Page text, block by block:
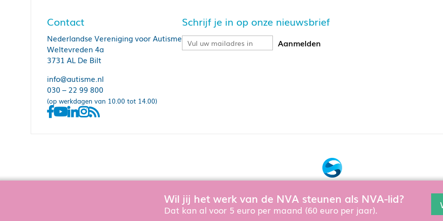
Contact
Nederlandse Vereniging voor Autisme
Weltevreden 4a
3731 AL De Bilt
info@autisme.nl
030 – 22 99 800
(op werkdagen van 10.00 tot 14.00)
Schrijf je in op onze nieuwsbrief
Snowball Ecommerce
Om de website goed te laten functioneren en te verbeteren gebruiken wij cookies. Als u de website
Zie onzeprivacyverklaring , die ook geldt als u lid wordt of zich aanmeldt voor
Wil jij het werk van de NVA steunen als NVA-lid?
Dat kan al voor 5 euro per maand (60 euro per jaar).